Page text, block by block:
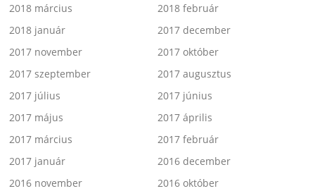
2018 március
2018 február
2018 január
2017 december
2017 november
2017 október
2017 szeptember
2017 augusztus
2017 július
2017 június
2017 május
2017 április
2017 március
2017 február
2017 január
2016 december
2016 november
2016 október